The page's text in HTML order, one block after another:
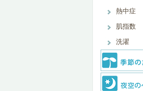
熱中症
肌指数
洗濯